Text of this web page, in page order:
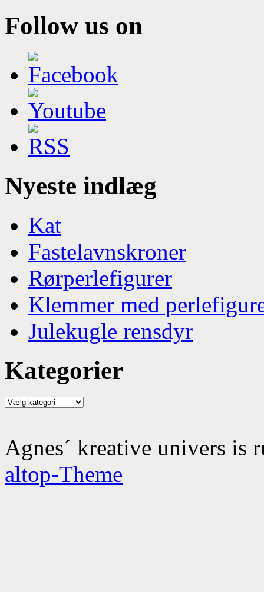
Follow us on
Nyeste indlæg
Kat
Fastelavnskroner
Rørperlefigurer
Klemmer med
Julekugle rensdyr
Kategorier
Kategorier
Agnes´ kreative univers
altop-Theme